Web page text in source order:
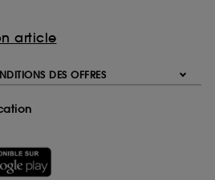
article
DES OFFRES